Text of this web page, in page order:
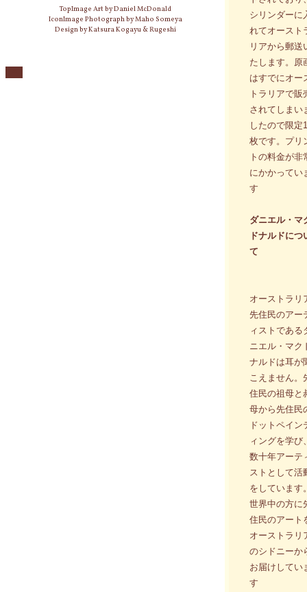
シリンダーに
れてオースト
リアから郵送
たします。原
はすでにオー
トラリアで販
されてしまい
したので限定
枚です。プリ
トの料金が非
にかかってい
す
ダニエル・マ
ドナルドにつ
て
オーストラリ
先住民のアー
ィストである
ニエル・マク
ナルドは耳が
こえません。
住民の祖母と
母から先住民
ドットペイン
ィングを学び
数十年アーテ
ストとして活
をしています
世界中の方に
住民のアート
オーストラリ
のシドニーか
お届けしてい
す
TopImage Art by Daniel McDonald
IconImage Photograph by Maho Someya
Design by Katsura Kogayu & Rugeshi